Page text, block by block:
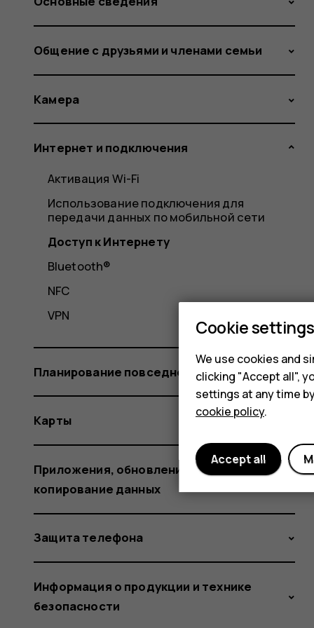
Общение с друзьями и членами семьи
Камера
Интернет и подключения
Активация Wi-Fi
Использование подключения для
передачи данных по мобильной сети
Доступ к Интернету
Bluetooth®
NFC
VPN
Планирование повседневных задач
Карты
Приложения, обновления и резервное
копирование данных
Защита телефона
Информация о продукции и технике
безопасности
Cookie settings
We use cookies and
clicking "Accept all",
settings at any time
cookie policy.
Accept all